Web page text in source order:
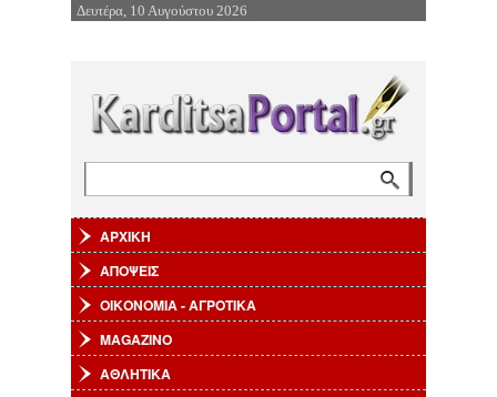
Επιστροφή στην Πλοήγηση
Δευτέρα, 10 Αυγούστου 2026
ΑΡΧΙΚΗ
ΑΠΟΨΕΙΣ
ΟΙΚΟΝΟΜΙΑ - ΑΓΡΟΤΙΚΑ
MAGAZINO
ΑΘΛΗΤΙΚΑ